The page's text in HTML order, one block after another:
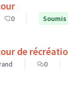
0
de
0